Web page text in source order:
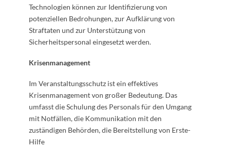
Technologien können zur Identifizierung von
potenziellen Bedrohungen, zur Aufklärung von
Straftaten und zur Unterstützung von
Sicherheitspersonal eingesetzt werden.
Krisenmanagement
Im Veranstaltungsschutz ist ein effektives
Krisenmanagement von großer Bedeutung. Das
umfasst die Schulung des Personals für den Umgang
mit Notfällen, die Kommunikation mit den
zuständigen Behörden, die Bereitstellung von Erste-
Hilfe